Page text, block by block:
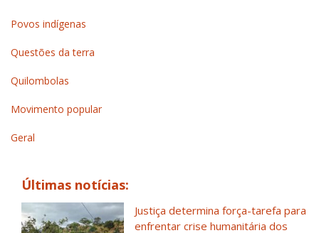
Povos indígenas
Questões da terra
Quilombolas
Movimento popular
Geral
Últimas notícias:
Justiça determina força-tarefa para
enfrentar crise humanitária dos